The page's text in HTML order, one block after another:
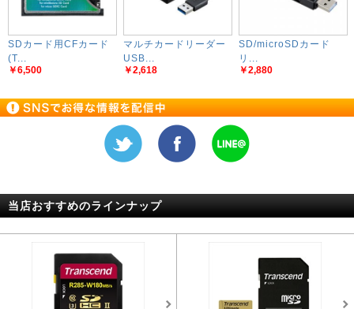
SDカード用CFカード
(T...
￥6,500
マルチカードリーダー
USB...
￥2,618
SD/microSDカード
リ...
￥2,880
当店おすすめのラインナップ